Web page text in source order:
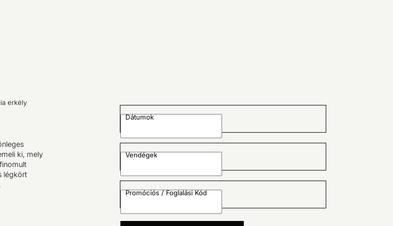
erkély
ki, mely
légkört
Dátumok
Vendégek
Promóciós / Foglalási Kód